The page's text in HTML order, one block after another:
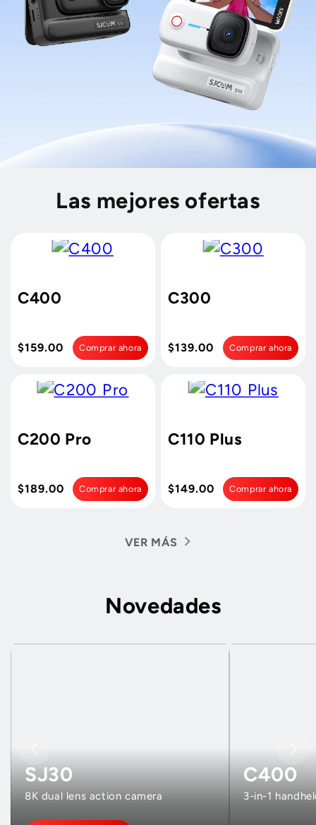
Las mejores ofertas
C400
$159.00 Comprar ahora
C300
$139.00 Comprar ahora
C200 Pro
$189.00 Comprar ahora
C110 Plus
$149.00 Comprar ahora
VER MÁS
Novedades
SJ30
8K dual lens action camera
C400
3-in-1